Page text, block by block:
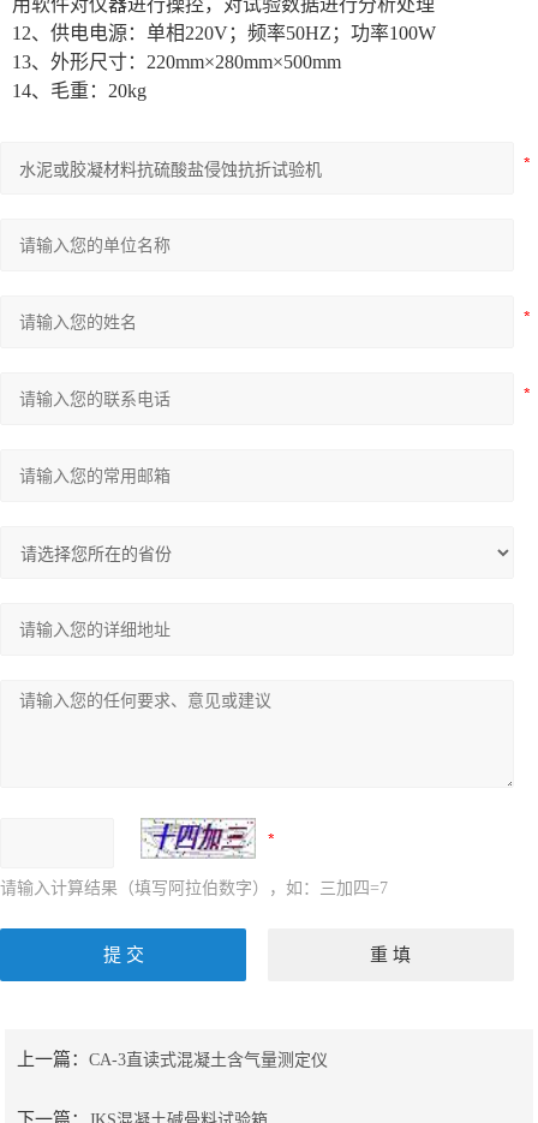
用软件对仪器进行操控，对试验数据进行分析处理
12、供电电源：单相220V；频率50HZ；功率100W
13、外形尺寸：220mm×280mm×500mm
14、毛重：20kg
请输入计算结果（填写阿拉伯数字），如：三加四=7
上一篇：CA-3直读式混凝土含气量测定仪